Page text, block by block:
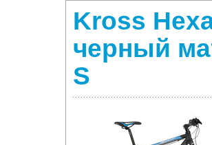
Kross
черный
S